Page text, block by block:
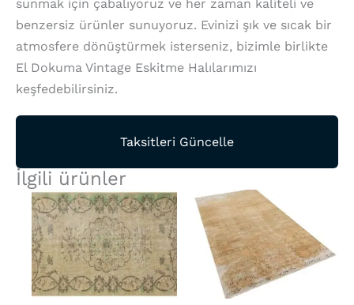
sunmak için çabalıyoruz ve her zaman kaliteli ve
benzersiz ürünler sunuyoruz. Evinizi şık ve sıcak bir
atmosfere dönüştürmek isterseniz, bizimle birlikte
El Dokuma Vintage Eskitme Halılarımızı
keşfedebilirsiniz.
Taksitleri Güncelle
İlgili ürünler